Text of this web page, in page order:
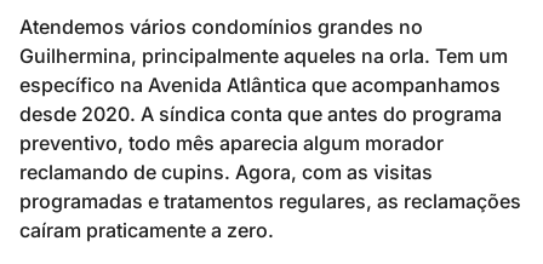
Atendemos vários condomínios grandes no
Guilhermina, principalmente aqueles na orla. Tem um
específico na Avenida Atlântica que acompanhamos
desde 2020. A síndica conta que antes do programa
preventivo, todo mês aparecia algum morador
reclamando de cupins. Agora, com as visitas
programadas e tratamentos regulares, as reclamações
caíram praticamente a zero.